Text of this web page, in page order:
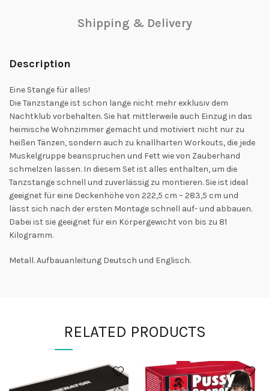
Shipping & Delivery
Description
Eine Stange für alles!
Die Tanzstange ist schon lange nicht mehr exklusiv dem
Nachtklub vorbehalten. Sie hat mittlerweile auch Einzug in das
heimische Wohnzimmer gemacht und motiviert nicht nur zu
heißen Tänzen, sondern auch zu knallharten Workouts, die jede
Muskelgruppe beanspruchen und Fett wie von Zauberhand
schmelzen lassen. In diesem Set ist alles enthalten, um die
Tanzstange schnell und zuverlässig zu montieren. Sie ist ideal
geeignet für eine Deckenhöhe von 222,5 cm – 283,5 cm und
lässt sich nach der ersten Montage schnell auf- und abbauen.
Dabei ist sie geeignet für ein Körpergewicht von bis zu 81
Kilogramm.
Metall. Aufbauanleitung Deutsch und Englisch.
RELATED PRODUCTS